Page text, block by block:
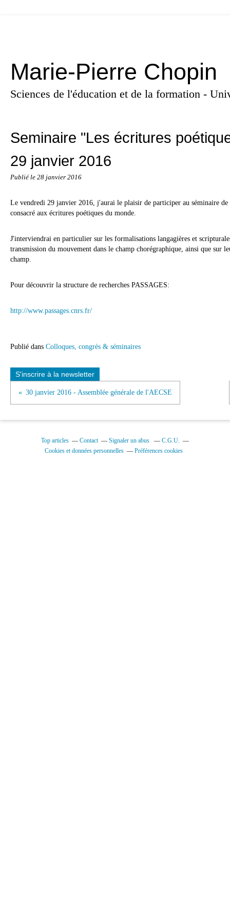
Marie-Pierre Chopin
Sciences de l'éducation et de la formation -
Seminaire "Les écritures
29 janvier 2016
Publié le 28 janvier 2016
Le vendredi 29 janvier 2016, j'aurai le plaisir de participer au séminaire
consacré aux écritures poétiques du monde.
J'interviendrai en particulier sur les formalisations langagières et
transmission du mouvement dans le champ chorégraphique, ainsi que sur
champ.
Pour découvrir la structure de recherches PASSAGES:
http://www.passages.cnrs.fr/
Publié dans Colloques, congrès & séminaires
S'inscrire à la newsletter
30 janvier 2016 - Assemblée générale de l'AECSE
Top articles Contact Signaler un abus
C.G.U.
Cookies et données personnelles
Préférences cookies